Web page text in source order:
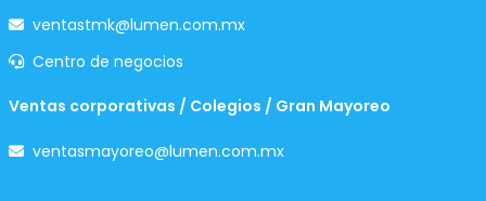
ventastmk@lumen.com.mx
Centro de negocios
Ventas corporativas / Colegios / Gran Mayoreo
ventasmayoreo@lumen.com.mx